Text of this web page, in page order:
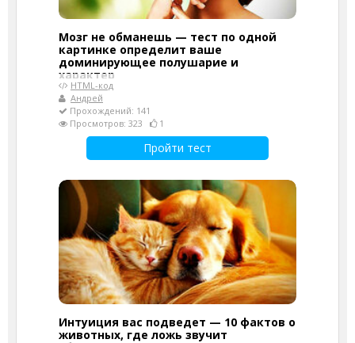
Мозг не обманешь — тест по одной
картинке определит ваше
доминирующее полушарие и
характер
HTML-код
Андрей
Прохождений: 141
Просмотров: 323
1
Пройти тест
Интуиция вас подведет — 10 фактов о
животных, где ложь звучит